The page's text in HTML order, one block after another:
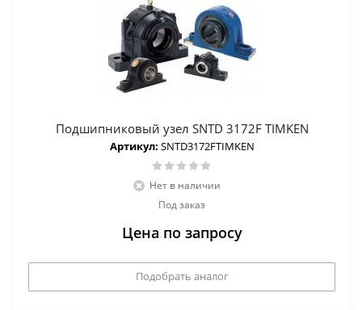
Подшипниковый узел SNTD 3172F TIMKEN
Артикул: SNTD3172FTIMKEN
Нет в наличии
Под заказ
Цена по запросу
Подобрать аналог